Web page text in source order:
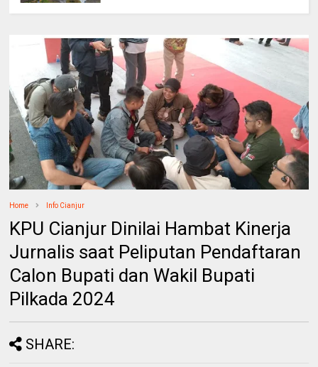
Home Info Cianjur
KPU Cianjur Dinilai Hambat Kinerja
Jurnalis saat Peliputan Pendaftaran
Calon Bupati dan Wakil Bupati
Pilkada 2024
SHARE: